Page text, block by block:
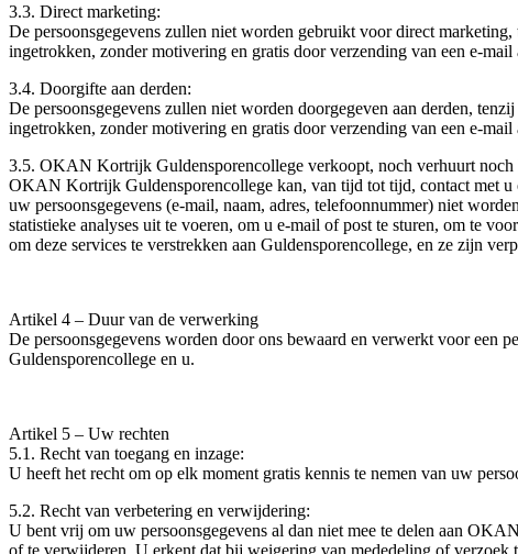
3.3. Direct marketing:
De persoonsgegevens zullen niet worden gebruikt voor direct
ingetrokken, zonder motivering en gratis door verzending van een e-mail
3.4. Doorgifte aan derden:
De persoonsgegevens zullen niet worden doorgegeven aan derden,
ingetrokken, zonder motivering en gratis door verzending van een e-mail
3.5. OKAN Kortrijk Guldensporencollege verkoopt, noch verhuurt noch
OKAN Kortrijk Guldensporencollege kan, van tijd tot tijd, contact met u
uw persoonsgegevens (e-mail, naam, adres, telefoonnummer) niet
statistieke analyses uit te voeren, om u e-mail of post te sturen, om te
om deze services te verstrekken aan Guldensporencollege, en ze zijn
Artikel 4 – Duur van de verwerking
De persoonsgegevens worden door ons bewaard en verwerkt voor
Guldensporencollege en u.
Artikel 5 – Uw rechten
5.1. Recht van toegang en inzage:
U heeft het recht om op elk moment gratis kennis te nemen van uw
5.2. Recht van verbetering en verwijdering:
U bent vrij om uw persoonsgegevens al dan niet mee te delen aan
of te verwijderen. U erkent dat bij weigering van mededeling of verzoek